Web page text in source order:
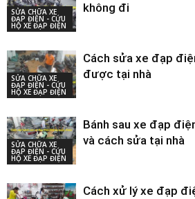
SỬA CHỮA XE
ĐẠP ĐIỆN - CỨU
HỘ XE ĐẠP ĐIỆN
không đi
SỬA CHỮA XE
ĐẠP ĐIỆN - CỨU
HỘ XE ĐẠP ĐIỆN
Cách sửa xe đạp
được tại nhà
SỬA CHỮA XE
ĐẠP ĐIỆN - CỨU
HỘ XE ĐẠP ĐIỆN
Bánh sau xe đạp
và cách sửa tại nhà
Cách xử lý xe đạp